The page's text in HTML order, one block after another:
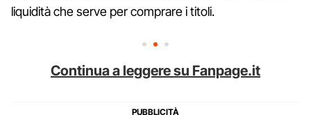
liquidità che serve per comprare i titoli.
Continua a leggere su Fanpage.it